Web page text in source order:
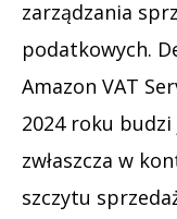
zarządzania
podatkowych.
Amazon VAT
2024 roku
zwłaszcza w
szczytu